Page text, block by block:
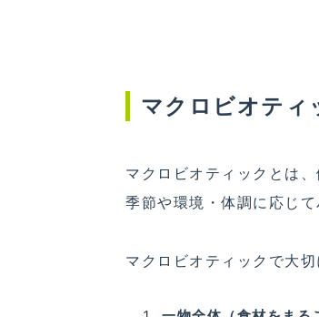
マクロビオティ
マクロビオティックとは
季節や環境・体調に応じ
マクロビオティックで大切